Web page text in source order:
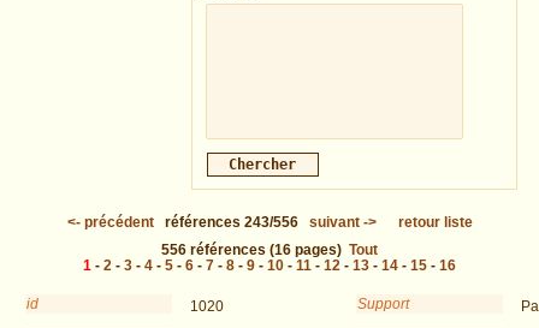
<- précédent références 243/556 suivant->
retour liste
556 références (16 pages) Tout
1 - 2 - 3 - 4 - 5 - 6 - 7 - 8 - 9 - 10 - 11 - 12 - 13 - 14 - 15 - 16
id
1020
Support